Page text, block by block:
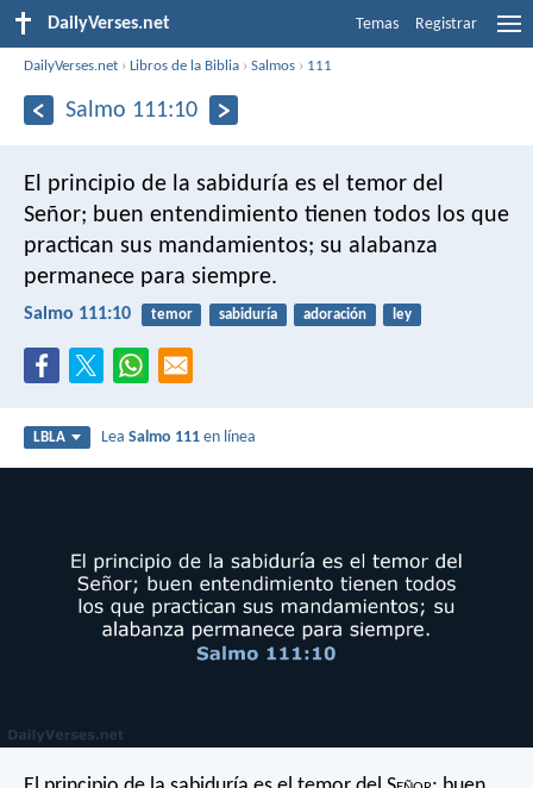
DailyVerses.net Temas Registrar
DailyVerses.net ›Libros de la Biblia ›Salmos › 111
Salmo 111:10
El principio de la sabiduría es el temor del
Señor; buen entendimiento tienen todos los que
practican sus mandamientos; su alabanza
permanece para siempre.
Salmo 111:10 temor sabiduría adoración ley
LBLA LeaSalmo 111 en línea